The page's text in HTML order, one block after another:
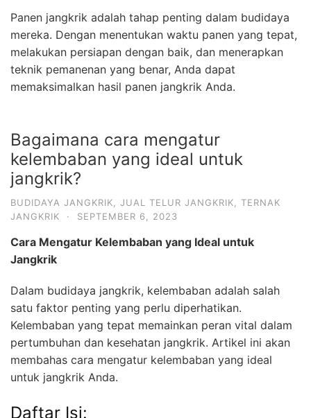
Panen jangkrik adalah tahap penting dalam budidaya
mereka. Dengan menentukan waktu panen yang tepat,
melakukan persiapan dengan baik, dan menerapkan
teknik pemanenan yang benar, Anda dapat
memaksimalkan hasil panen jangkrik Anda.
Bagaimana cara mengatur
kelembaban yang ideal untuk
jangkrik?
BUDIDAYA JANGKRIK JUAL TELUR JANGKRIK
TERNAK
JANGKRIK
· SEPTEMBER 6, 2023
Cara Mengatur Kelembaban yang Ideal untuk
Jangkrik
Dalam budidaya jangkrik, kelembaban adalah salah
satu faktor penting yang perlu diperhatikan.
Kelembaban yang tepat memainkan peran vital dalam
pertumbuhan dan kesehatan jangkrik. Artikel ini akan
membahas cara mengatur kelembaban yang ideal
untuk jangkrik Anda.
Daftar Isi: